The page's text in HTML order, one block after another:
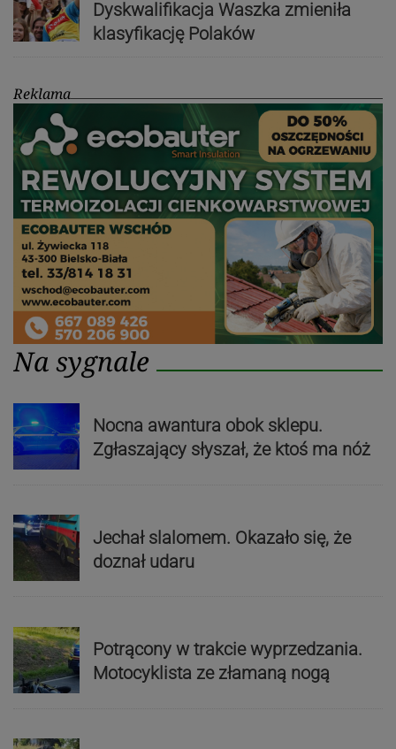
Dyskwalifikacja Waszka zmieniła
klasyfikację Polaków
Reklama
Na sygnale
Nocna awantura obok sklepu.
Zgłaszający słyszał, że ktoś ma nóż
Jechał slalomem. Okazało się, że
doznał udaru
Potrącony w trakcie wyprzedzania.
Motocyklista ze złamaną nogą